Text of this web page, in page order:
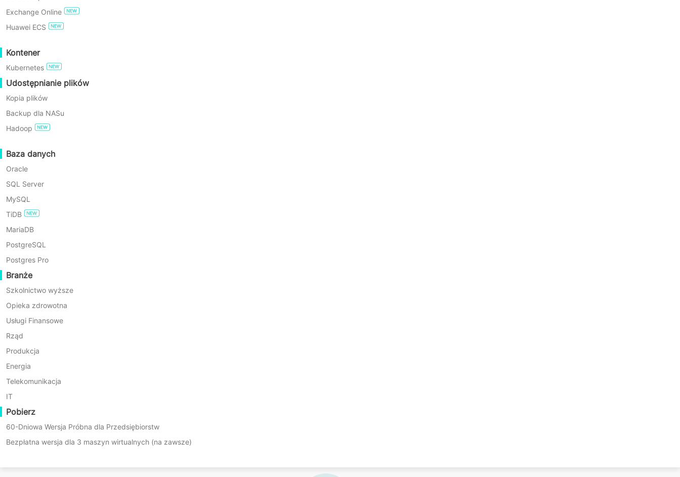
WYPRÓBUJ ZA DARMO
Exchange Online
Huawei ECS
Kontener
Kubernetes
Udostępnianie plików
Kopia plików
Backup dla NASu
Hadoop
Baza danych
Oracle
SQL Server
MySQL
TiDB
MariaDB
PostgreSQL
Postgres Pro
Branże
Szkolnictwo wyższe
Opieka zdrowotna
Usługi Finansowe
Rząd
Produkcja
Energia
Telekomunikacja
IT
Pobierz
60-Dniowa Wersja Próbna dla Przedsiębiorstw
Bezpłatna wersja dla 3 maszyn wirtualnych (na zawsze)
Korzystaj z dobrze działających funkcji ciągłej ochrony danych serwera zawartych w jednym rozwiązaniu